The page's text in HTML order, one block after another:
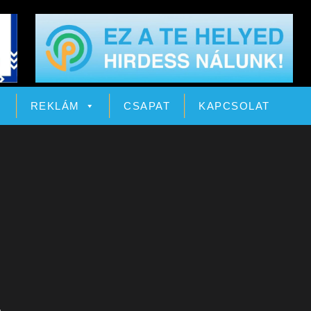
REKLÁM CSAPAT KAPCSOLAT